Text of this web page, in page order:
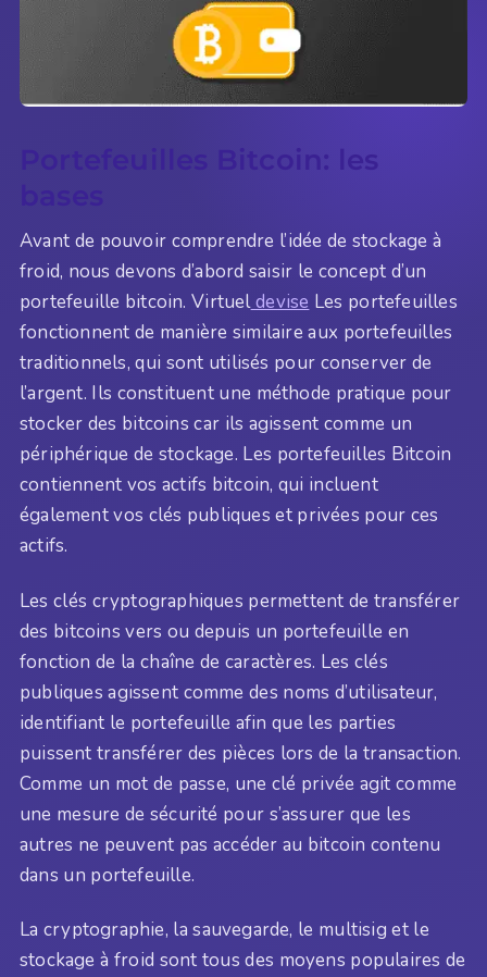
Portefeuilles Bitcoin: les
Avant de pouvoir comprendre l’idée de stockage à
froid, nous devons d’abord saisir le concept d’un
portefeuille bitcoin. Virtueldevise Les portefeuilles
fonctionnent de manière similaire aux portefeuilles
traditionnels, qui sont utilisés pour conserver de
l’argent. Ils constituent une méthode pratique pour
stocker des bitcoins car ils agissent comme un
périphérique de stockage. Les portefeuilles Bitcoin
contiennent vos actifs bitcoin, qui incluent
également vos clés publiques et privées pour ces
actifs.
Les clés cryptographiques permettent de transférer
des bitcoins vers ou depuis un portefeuille en
fonction de la chaîne de caractères. Les clés
publiques agissent comme des noms d’utilisateur,
identifiant le portefeuille afin que les parties
puissent transférer des pièces lors de la transaction.
Comme un mot de passe, une clé privée agit comme
une mesure de sécurité pour s’assurer que les
autres ne peuvent pas accéder au bitcoin contenu
dans un portefeuille.
La cryptographie, la sauvegarde, le multisig et le
stockage à froid sont tous des moyens populaires de